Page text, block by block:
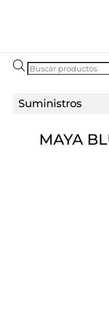
Búsqueda
MAYA